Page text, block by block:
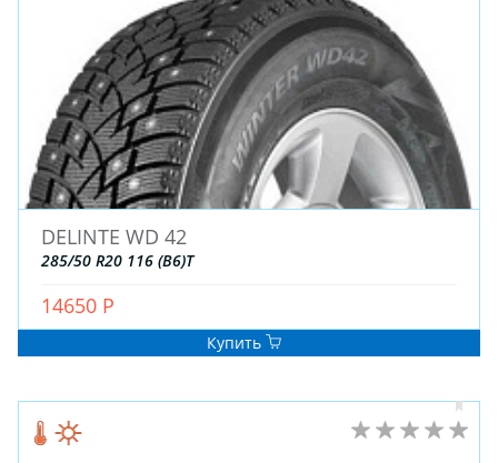
DELINTE WD 42
285/50 R20 116 (B6)T
14650 Р
Купить